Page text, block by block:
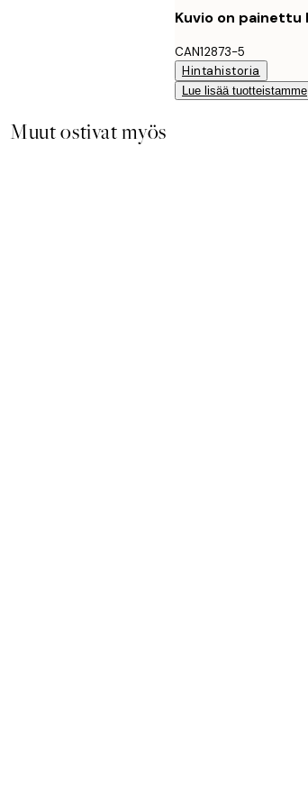
Kuvio on painettu
CAN12873-5
Hintahistoria
Lue lisää tuotteistamme
Muut ostivat myös